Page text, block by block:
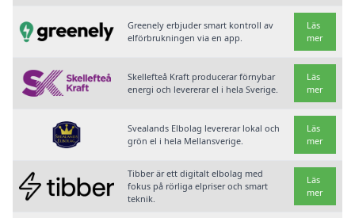
Greenely erbjuder smart kontroll av
elförbrukningen via en app.
Läs
mer
Skellefteå Kraft producerar förnybar
energi och levererar el i hela Sverige.
Läs
mer
Svealands Elbolag levererar lokal och
grön el i hela Mellansverige.
Läs
mer
Tibber är ett digitalt elbolag med
fokus på rörliga elpriser och smart
teknik.
Läs
mer